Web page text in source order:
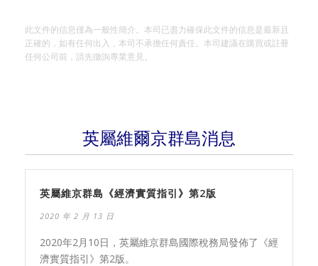
此文件的信息僅為一般性簡介。本司已盡力確保此文件的信息是最新且
正確的，如有任何出入，本司不承擔任何責任。本司建議在購買或註冊
任何公司前，請先徵詢專業意見。
英屬維爾京群島消息
英屬維京群島《經濟實質指引》第2版
2020 年 2 月 13 日
2020年2月10日，英屬維京群島國際稅務局發佈了《經
濟實質指引》第2版。